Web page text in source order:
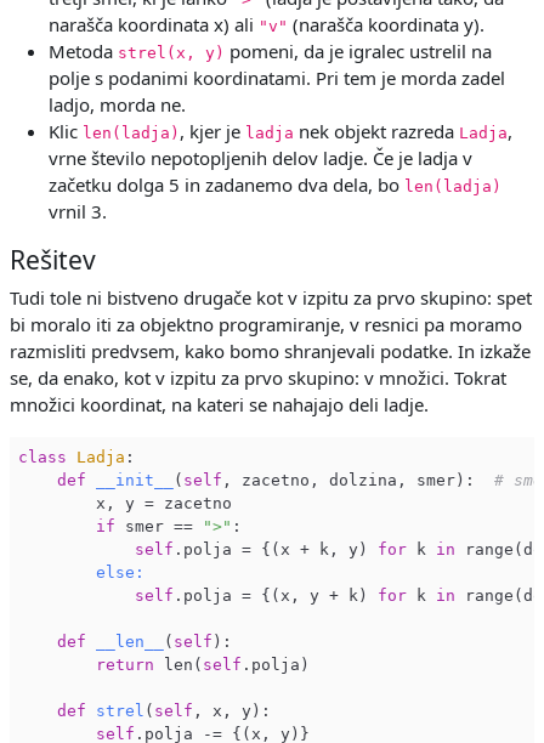
narašča koordinata x) ali "v" (narašča koordinata y).
Metoda strel(x, y) pomeni, da je igralec ustrelil na
polje s podanimi koordinatami. Pri tem je morda zadel
ladjo, morda ne.
Klic len(ladja) , kjer je ladja nek objekt razreda Ladja,
vrne število nepotopljenih delov ladje. Če je ladja v
začetku dolga 5 in zadanemo dva dela, bo len(ladja)
vrnil 3.
Rešitev
Tudi tole ni bistveno drugače kot v izpitu za prvo skupino: spet
bi moralo iti za objektno programiranje, v resnici pa moramo
razmisliti predvsem, kako bomo shranjevali podatke. In izkaže
se, da enako, kot v izpitu za prvo skupino: v množici. Tokrat
množici koordinat, na kateri se nahajajo deli ladje.
class Ladja :
def
__init__ ( self , zacetno, dolzina, smer) : #
        x, y = zacetno
if smer == ">" :
self .polja = {(x + k, y) for k in
else:
self .polja = {(x, y + k) for k in
def __len__ ( self ) :
return len( self .polja)
def strel ( self , x, y) :
self